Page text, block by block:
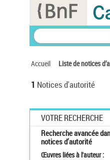
Accueil Liste de notices
1 Notices d'autorité
VOTRE RECHERCHE
Recherche avancée
notices d’autorité
Œuvres liées à l'auteur :